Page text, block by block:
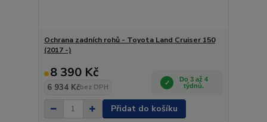
Ochrana zadních rohů - Toyota Land Cruiser 150
(2017 -)
8 390 Kč
6 934 Kčbez DPH
Do 3 až 4
týdnů.
Přidat do košíku